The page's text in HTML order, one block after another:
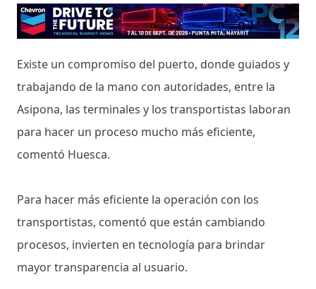
Existe un compromiso del puerto, donde guiados y
trabajando de la mano con autoridades, entre la
Asipona, las terminales y los transportistas laboran
para hacer un proceso mucho más eficiente,
comentó Huesca.
Para hacer más eficiente la operación con los
transportistas, comentó que están cambiando
procesos, invierten en tecnología para brindar
mayor transparencia al usuario.